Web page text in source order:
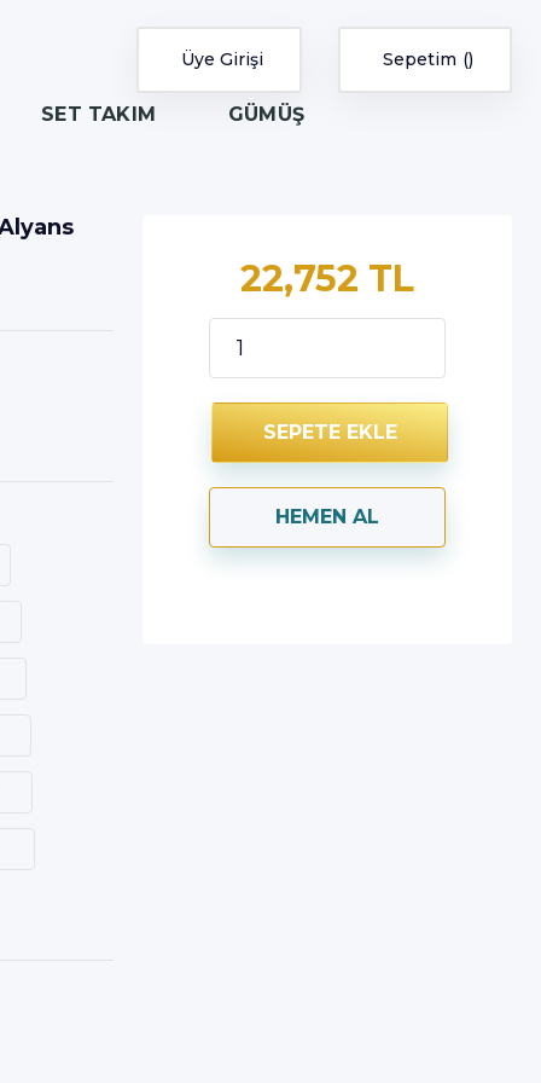
Üye Girişi Sepetim
SET TAKIM GÜMÜŞ
22,752 TL
SEPETE EKLE
HEMEN AL